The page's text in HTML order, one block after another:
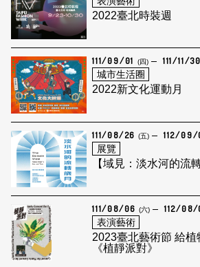
2022臺北時裝週
111/09/01 (四) 111/11/30
城市生活圈
2022新文化運動月
111/08/26 (五) 112/09/
展覽
【域見：淡水河的流
111/08/06 (六) 112/08/
表演藝術
2023臺北藝術節 給植
《植靜派對》